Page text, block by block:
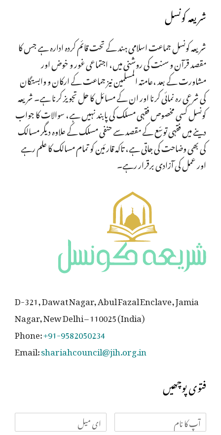
شریعہ کونسل
شریعہ کونسل جماعت اسلامی ہند کے تحت قائم کردہ ادارہ ہے جس کا
مقصد قرآن و سنت کی روشنی میں، اجتماعی غور و خوض اور
مشاورت کے بعد ،عامتہ المسلمین نیز جماعت کے ارکان و وابستگان
کی شرعی رہ نمائی کرنا اور ان کے مسائل کا حل تجویز کرنا ہے۔ شریعہ
کونسل کسی مخصوص فقہی مسلک کی پابند نہیں ہے، سوالات کا جواب
دینے میں فقہی توسّع کے مقصد سے حنفی مسلک کے علاوہ دیگر مسالک
کی بھی وضاحت کی جاتی ہے، تاکہ قارئین کو تمام مسالک کا علم رہے
اور عمل کی آزادی برقرار رہے۔
D-321, Dawat Nagar, Abul Fazal Enclave, Jamia
Nagar, New Delhi – 110025 (India)
Phone:+91-9582050234
Email:shariahcouncil@jih.org.in
فتوی پوچھیں